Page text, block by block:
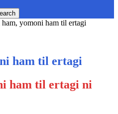
ham, yomoni ham til ertagi
ham til ertagi
ham til ertagi ni